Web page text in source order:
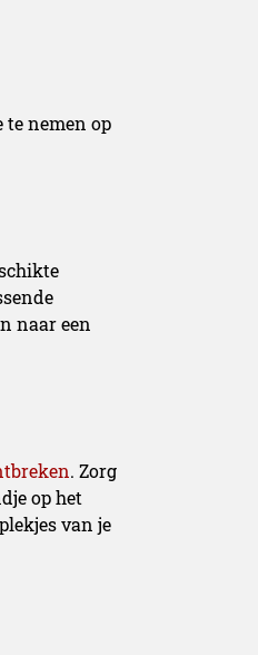
nemen op
naar een
. Zorg
op het
van je